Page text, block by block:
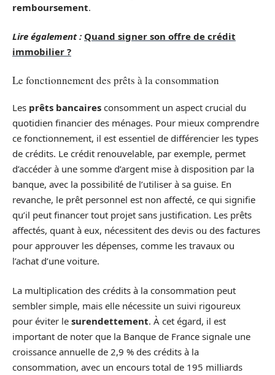
remboursement.
Lire également : Quand signer son offre de crédit
immobilier ?
Le fonctionnement des prêts à la consommation
Les prêts bancaires consomment un aspect crucial du
quotidien financier des ménages. Pour mieux comprendre
ce fonctionnement, il est essentiel de différencier les types
de crédits. Le crédit renouvelable, par exemple, permet
d’accéder à une somme d’argent mise à disposition par la
banque, avec la possibilité de l’utiliser à sa guise. En
revanche, le prêt personnel est non affecté, ce qui signifie
qu’il peut financer tout projet sans justification. Les prêts
affectés, quant à eux, nécessitent des devis ou des factures
pour approuver les dépenses, comme les travaux ou
l’achat d’une voiture.
La multiplication des crédits à la consommation peut
sembler simple, mais elle nécessite un suivi rigoureux
pour éviter le surendettement. À cet égard, il est
important de noter que la Banque de France signale une
croissance annuelle de 2,9 % des crédits à la
consommation, avec un encours total de 195 milliards